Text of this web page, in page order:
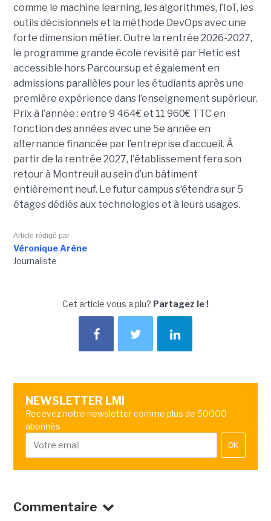
comme le machine learning, les algorithmes, l’IoT, les
outils décisionnels et la méthode DevOps avec une
forte dimension métier. Outre la rentrée 2026-2027,
le programme grande école revisité par Hetic est
accessible hors Parcoursup et également en
admissions parallèles pour les étudiants après une
première expérience dans l’enseignement supérieur.
Prix à l’année : entre 9 464€ et 11 960€ TTC en
fonction des années avec une 5e année en
alternance financée par l’entreprise d’accueil. À
partir de la rentrée 2027, l'établissement fera son
retour à Montreuil au sein d’un bâtiment
entièrement neuf. Le futur campus s’étendra sur 5
étages dédiés aux technologies et à leurs usages.
Article rédigé par
Véronique Arène
Journaliste
Cet article vous a plu? Partagez le !
NEWSLETTER LMI
Recevez notre newsletter comme plus de 50000
abonnés
OK
Commentaire